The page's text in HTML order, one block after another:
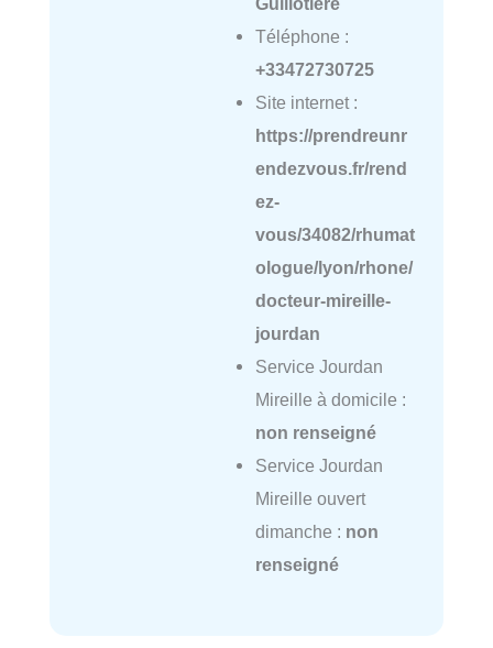
Téléphone :
+33472730725
Site internet :
https://prendreunr
endezvous.fr/rend
ez-
vous/34082/rhumat
ologue/lyon/rhone/
docteur-mireille-
jourdan
Service Jourdan
Mireille à domicile :
non renseigné
Service Jourdan
Mireille ouvert
dimanche : non
renseigné